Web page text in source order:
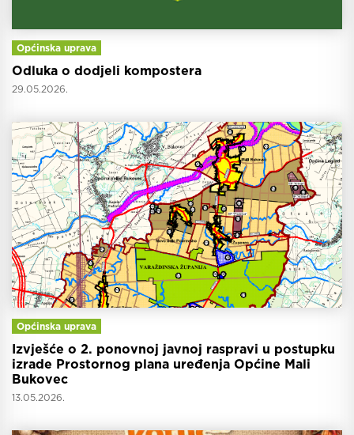
Općinska uprava
Odluka o dodjeli kompostera
29.05.2026.
Općinska uprava
Izvješće o 2. ponovnoj javnoj raspravi u postupku
izrade Prostornog plana uređenja Općine Mali
Bukovec
13.05.2026.